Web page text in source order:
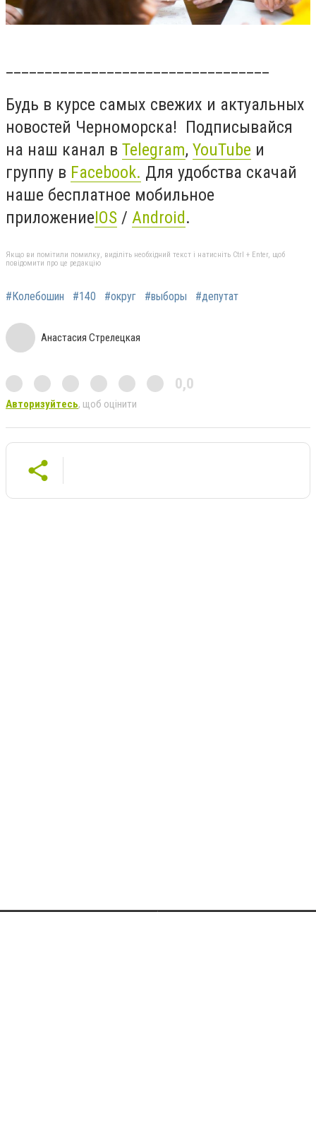
Будь в курсе самых свежих и актуальных
новостей Черноморска! Подписывайся
на наш канал в Telegram, YouTube и
группу в Facebook. Для удобства скачай
наше бесплатное мобильное
приложениеIOS / Android.
Якщо ви помітили помилку, виділіть необхідний текст і натисніть Ctrl + Enter, щоб
повідомити про це редакцію
#Колебошин #140 #округ #выборы #депутат
Анастасия Стрелецкая
0,0
Авторизуйтесь, щоб оцінити